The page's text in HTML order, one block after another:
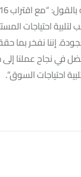
لتلبية احتياجات
إننا نفخر بما
في نجاح عملنا
احتياجات السوق”.